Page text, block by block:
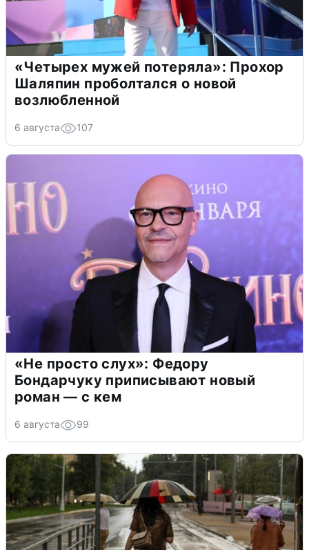
«Четырех мужей потеряла»: Прохор
Шаляпин проболтался о новой
возлюбленной
6 августа 107
«Не просто слух»: Федору
Бондарчуку приписывают новый
роман — с кем
6 августа 99